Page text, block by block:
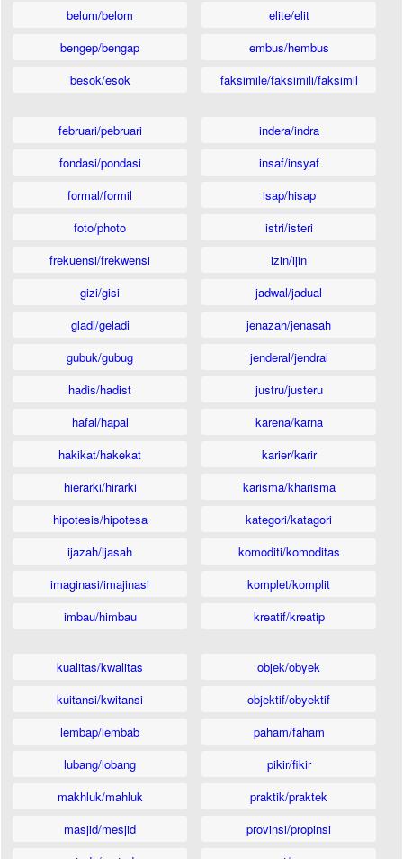
belum/belom
bengep/bengap
besok/esok
elite/elit
embus/hembus
faksimile/faksimili/faksimil
februari/pebruari
fondasi/pondasi
formal/formil
foto/photo
frekuensi/frekwensi
gizi/gisi
gladi/geladi
gubuk/gubug
hadis/hadist
hafal/hapal
hakikat/hakekat
hierarki/hirarki
hipotesis/hipotesa
ijazah/ijasah
imaginasi/imajinasi
imbau/himbau
indera/indra
insaf/insyaf
isap/hisap
istri/isteri
izin/ijin
jadwal/jadual
jenazah/jenasah
jenderal/jendral
justru/justeru
karena/karna
karier/karir
karisma/kharisma
kategori/katagori
komoditi/komoditas
komplet/komplit
kreatif/kreatip
kualitas/kwalitas
kuitansi/kwitansi
lembap/lembab
lubang/lobang
makhluk/mahluk
masjid/mesjid
objek/obyek
objektif/obyektif
paham/faham
pikir/fikir
praktik/praktek
provinsi/propinsi